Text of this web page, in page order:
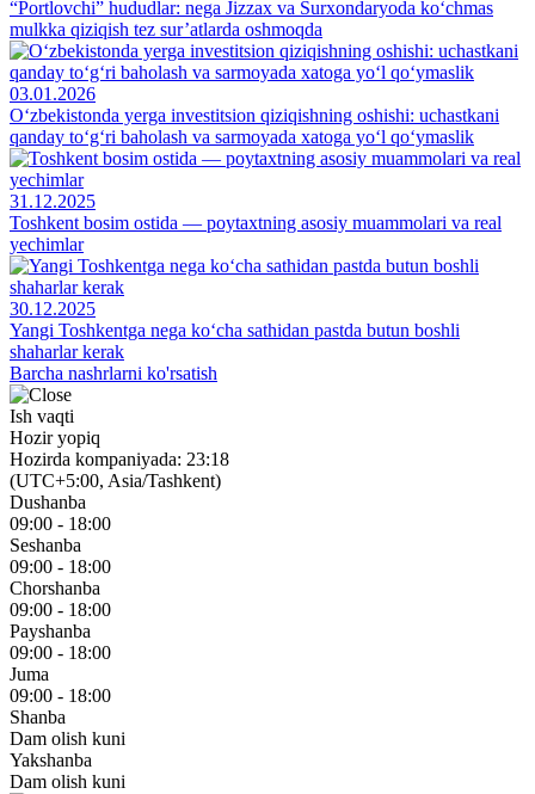
“Portlovchi” hududlar: nega Jizzax va Surxondaryoda ko‘chmas
mulkka qiziqish tez sur’atlarda oshmoqda
03.01.2026
O‘zbekistonda yerga investitsion qiziqishning oshishi: uchastkani
qanday to‘g‘ri baholash va sarmoyada xatoga yo‘l qo‘ymaslik
31.12.2025
Toshkent bosim ostida — poytaxtning asosiy muammolari va real
yechimlar
30.12.2025
Yangi Toshkentga nega ko‘cha sathidan pastda butun boshli
shaharlar kerak
Barcha nashrlarni ko'rsatish
Ish vaqti
Hozir yopiq
Hozirda kompaniyada: 23:18
(UTC+5:00, Asia/Tashkent)
Dushanba
09:00 - 18:00
Seshanba
09:00 - 18:00
Chorshanba
09:00 - 18:00
Payshanba
09:00 - 18:00
Juma
09:00 - 18:00
Shanba
Dam olish kuni
Yakshanba
Dam olish kuni